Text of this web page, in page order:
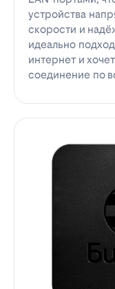
устройства
скорости и
идеально
интернет и
соединение по